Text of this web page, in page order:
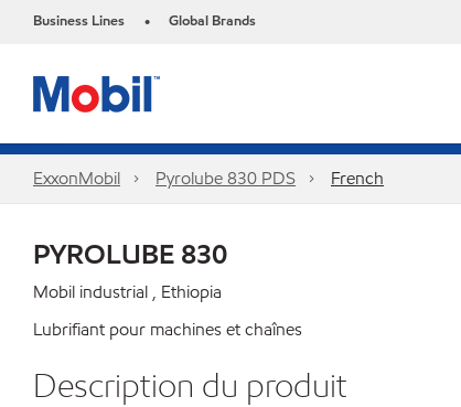
Business Lines • Global Brands
ExxonMobil Pyrolube 830 PDS French
PYROLUBE 830
Mobil industrial , Ethiopia
Lubrifiant pour machines et chaînes
Description du produit